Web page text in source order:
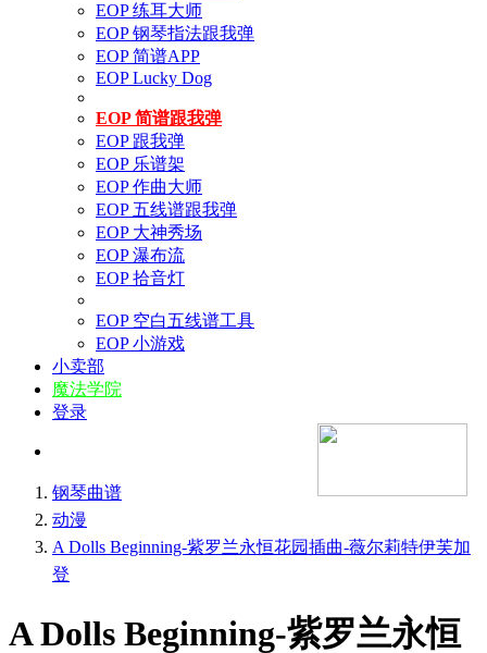
EOP 练耳大师
EOP 钢琴指法跟我弹
EOP 简谱APP
EOP Lucky Dog
EOP 简谱跟我弹
EOP 跟我弹
EOP 乐谱架
EOP 作曲大师
EOP 五线谱跟我弹
EOP 大神秀场
EOP 瀑布流
EOP 拾音灯
EOP 空白五线谱工具
EOP 小游戏
小卖部
魔法学院
登录
钢琴曲谱
动漫
A Dolls Beginning-紫罗兰永恒花园插曲-薇尔莉特伊芙加
登
A Dolls Beginning-紫罗兰永恒